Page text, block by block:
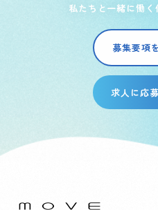
私たちと一緒に働く
募集要項
求人に応